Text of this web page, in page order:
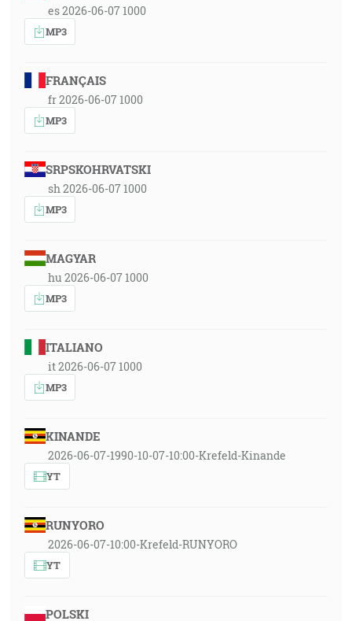
es 2026-06-07 1000
MP3
FRANÇAIS
fr 2026-06-07 1000
MP3
SRPSKOHRVATSKI
sh 2026-06-07 1000
MP3
MAGYAR
hu 2026-06-07 1000
MP3
ITALIANO
it 2026-06-07 1000
MP3
KINANDE
2026-06-07-1990-10-07-10:00-Krefeld-Kinande
YT
RUNYORO
2026-06-07-10:00-Krefeld-RUNYORO
YT
POLSKI